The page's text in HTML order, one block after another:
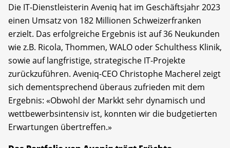
Die IT-Dienstleisterin Aveniq hat im Geschäftsjahr 2023
einen Umsatz von 182 Millionen Schweizerfranken
erzielt. Das erfolgreiche Ergebnis ist auf 36 Neukunden
wie z.B. Ricola, Thommen, WALO oder Schulthess Klinik,
sowie auf langfristige, strategische IT-Projekte
zurückzuführen. Aveniq-CEO Christophe Macherel zeigt
sich dementsprechend überaus zufrieden mit dem
Ergebnis: «Obwohl der Markkt sehr dynamisch und
wettbewerbsintensiv ist, konnten wir die budgetierten
Erwartungen übertreffen.»